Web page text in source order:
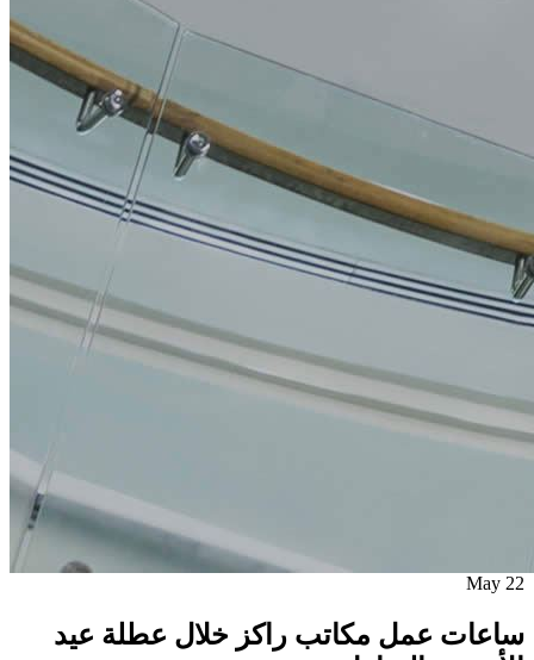
22
May
ساعات عمل مكاتب راكز خلال عطلة عيد